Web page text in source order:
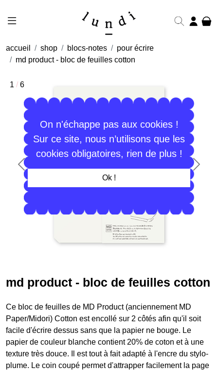
On n'échappe pas aux cookies !
Sur ce site, nous n’utilisons que les
cookies obligatoires, rien de plus !
Ok !
accueil shop blocs-notes
pour écrire
md product - bloc de feuilles cotton
1 / 6
Précédent
md product - bloc de feuilles cotton
Ce bloc de feuilles de MD Product (anciennement MD
Paper/Midori) Cotton est encollé sur 2 côtés afin qu'il soit
facile d'écrire dessus sans que la papier ne bouge. Le
papier de couleur blanche contient 20% de coton et à une
texture très douce. Il est tout à fait adapté à l'encre du stylo-
plume. Le coin coupé permet d'attrapper facilement la page